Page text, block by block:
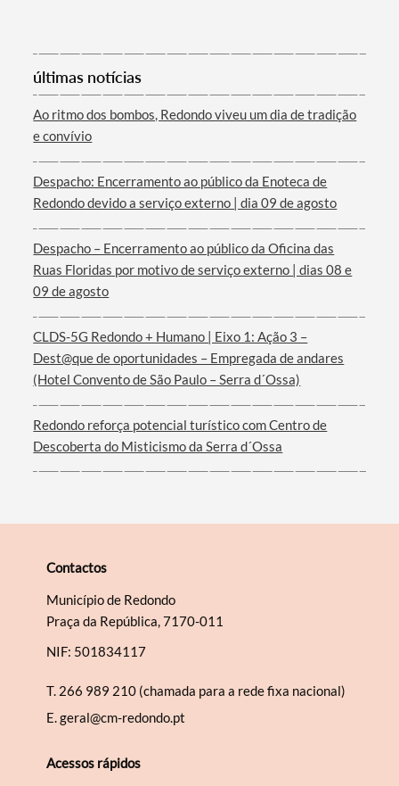
Categorias gerais
Filtros
últimas notícias
Ao ritmo dos bombos, Redondo viveu um dia de tradição
e convívio
Despacho: Encerramento ao público da Enoteca de
Redondo devido a serviço externo | dia 09 de agosto
Despacho – Encerramento ao público da Oficina das
Ruas Floridas por motivo de serviço externo | dias 08 e
09 de agosto
CLDS-5G Redondo + Humano | Eixo 1: Ação 3 –
Dest@que de oportunidades – Empregada de andares
(Hotel Convento de São Paulo – Serra d´Ossa)
Redondo reforça potencial turístico com Centro de
Descoberta do Misticismo da Serra d´Ossa
Contactos
Município de Redondo
Praça da República, 7170-011
NIF: 501834117
T. 266 989 210 (chamada para a rede fixa nacional)
E.geral@cm-redondo.pt
Acessos rápidos